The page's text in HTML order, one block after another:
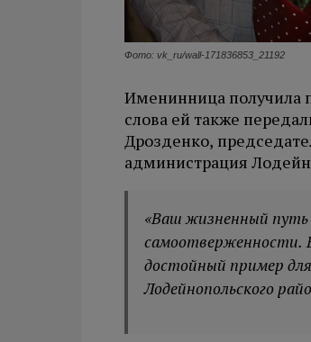
Фото: vk_ru/wall-171836853_21192
Именинница получила
слова ей также
Дрозденко,
администрация
«Ваш жизненный
самоотверженности.
достойный пример
Лодейнопольского